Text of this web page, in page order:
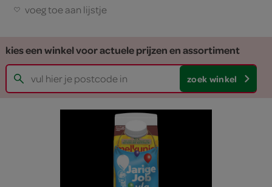
voeg toe aan lijstje
kies een winkel voor actuele prijzen en assortiment
zoek winkel